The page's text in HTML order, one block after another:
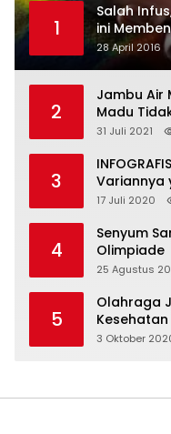
1
Salah
ini
28 April 2016
2
Jambu Air
Madu
31 Juli 2021
3
Variannya
17 Juli 2020
4
Senyum
Olimpiade
25 Agustus
5
Olahraga
Kesehatan
3 Oktober